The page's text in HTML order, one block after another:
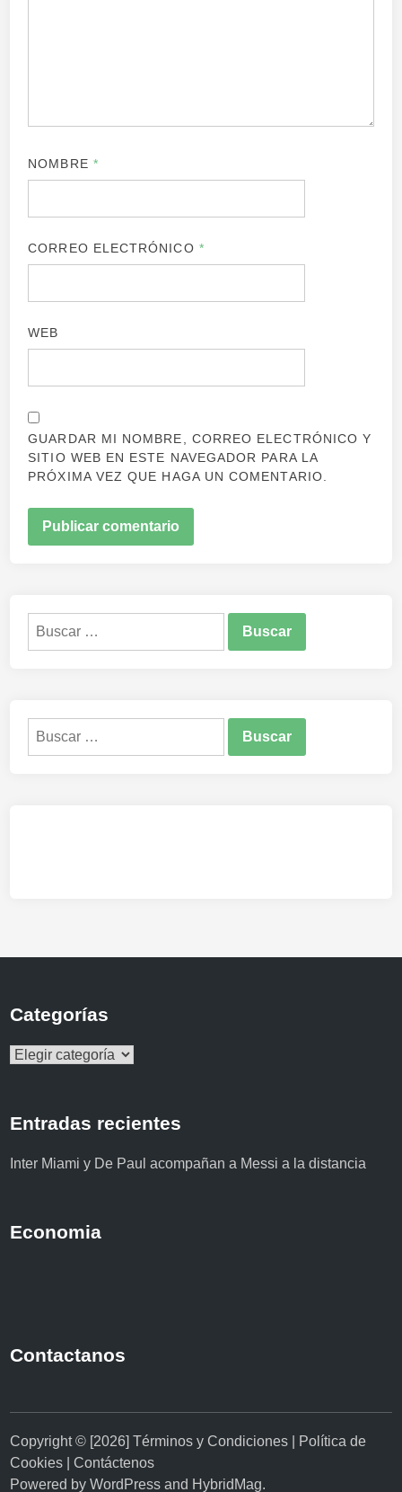
NOMBRE *
CORREO ELECTRÓNICO *
WEB
GUARDAR MI NOMBRE, CORREO ELECTRÓNICO Y
SITIO WEB EN ESTE NAVEGADOR PARA LA
PRÓXIMA VEZ QUE HAGA UN COMENTARIO.
Buscar:
Buscar:
Categorías
Categorías
Entradas recientes
Inter Miami y De Paul acompañan a Messi a la distancia
Economia
Contactanos
Copyright © [2026]Términos y Condiciones
Política de
Cookies |Contáctenos
Powered byWordPress and HybridMag.